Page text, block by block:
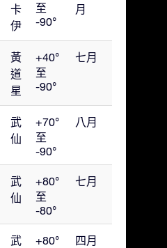
卡
伊
至
-90°
月
黃
道
星
+40°
至
-90°
七月
武
仙
+70°
至
-90°
八月
武
仙
+80°
至
-80°
七月
武
+80°
四月